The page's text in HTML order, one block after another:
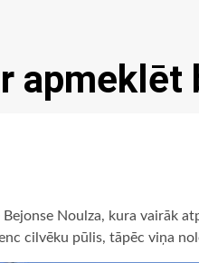
apmeklēt
Bejonse Noulza, kura vairāk
cilvēku pūlis, tāpēc viņa